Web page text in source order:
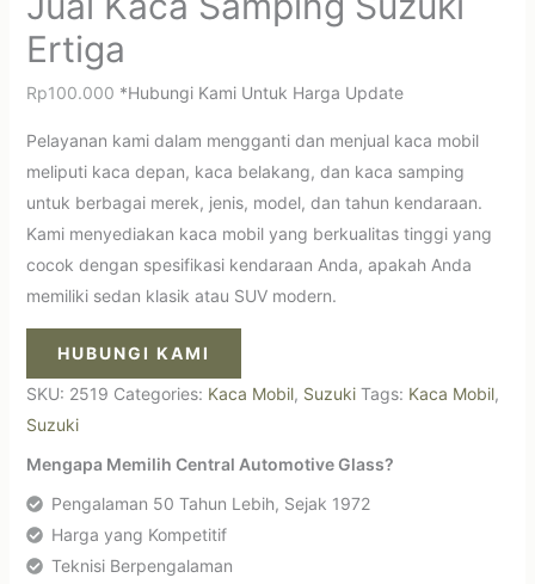
Ertiga
Rp100.000 *Hubungi Kami Untuk Harga Update
Pelayanan kami dalam mengganti dan menjual kaca mobil
meliputi kaca depan, kaca belakang, dan kaca samping
untuk berbagai merek, jenis, model, dan tahun kendaraan.
Kami menyediakan kaca mobil yang berkualitas tinggi yang
cocok dengan spesifikasi kendaraan Anda, apakah Anda
memiliki sedan klasik atau SUV modern.
HUBUNGI KAMI
SKU: 2519 Categories: Kaca Mobil, Suzuki Tags: Kaca Mobil,
Suzuki
Mengapa Memilih Central Automotive Glass?
Pengalaman 50 Tahun Lebih, Sejak 1972
Harga yang Kompetitif
Teknisi Berpengalaman